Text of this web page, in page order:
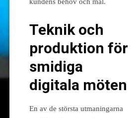
Teknik och
produktion för
smidiga
digitala möten
En av de största utmaningarna